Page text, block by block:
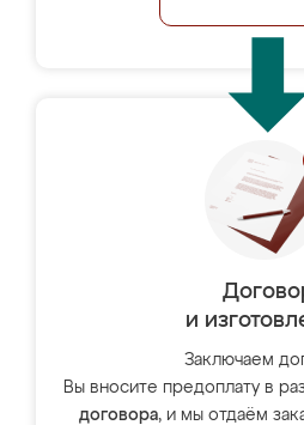
и
Заключаем
Вы вносите предоплату в
договора, и мы отдаём